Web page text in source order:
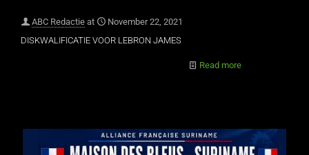
ABC Redactie at
November 22, 2021
DISKWALIFICATIE VOOR LEBRON JAMES
Read more